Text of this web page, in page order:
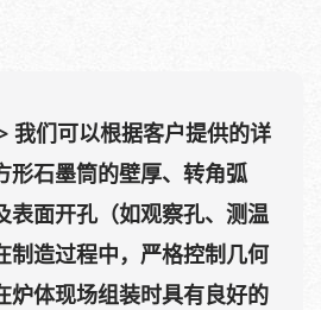
我们可以根据客户提供的详
形石墨筒的壁厚、转角弧
表面开孔（如观察孔、测温
制造过程中，严格控制几何
炉体现场组装时具有良好的